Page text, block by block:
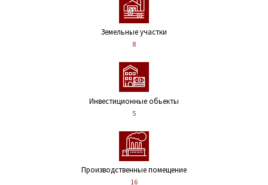
Земельные участки
8
Инвестиционные обьекты
5
Производственные помещение
16